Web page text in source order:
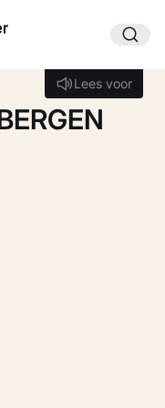
Lees voor
Lees voor